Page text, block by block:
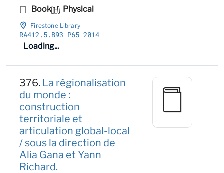
Book Physical
Firestone Library
RA412.5.B93 P65 2014
Loading...
376. La régionalisation
du monde :
construction
territoriale et
articulation global-local
/ sous la direction de
Alia Gana et Yann
Richard.